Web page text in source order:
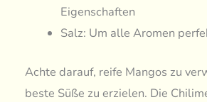
Eigenschaften
Salz: Um alle Aromen
Achte darauf, reife Mangos zu
beste Süße zu erzielen. Die